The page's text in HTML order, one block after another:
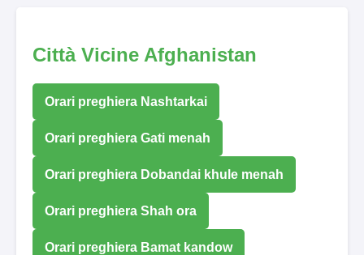
Città Vicine Afghanistan
Orari preghiera Nashtarkai
Orari preghiera Gati menah
Orari preghiera Dobandai khule menah
Orari preghiera Shah ora
Orari preghiera Bamat kandow